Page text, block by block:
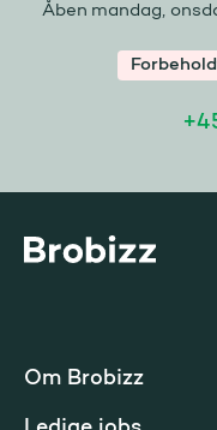
Åben mandag,
Om Brobizz